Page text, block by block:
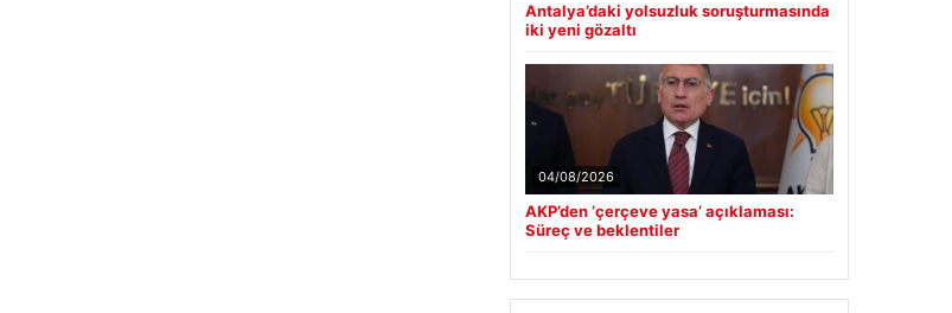
Antalya’daki yolsuzluk soruşturmasında
iki yeni gözaltı
04/08/2026
AKP’den ‘çerçeve yasa’ açıklaması:
Süreç ve beklentiler